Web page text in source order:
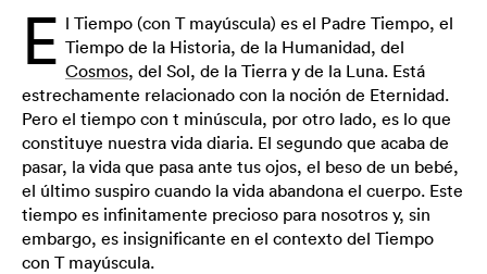
E l Tiempo (con T mayúscula) es el Padre Tiempo, el
Tiempo de la Historia, de la Humanidad, del
Cosmos, del Sol, de la Tierra y de la Luna. Está
estrechamente relacionado con la noción de Eternidad.
Pero el tiempo con t minúscula, por otro lado, es lo que
constituye nuestra vida diaria. El segundo que acaba de
pasar, la vida que pasa ante tus ojos, el beso de un bebé,
el último suspiro cuando la vida abandona el cuerpo. Este
tiempo es infinitamente precioso para nosotros y, sin
embargo, es insignificante en el contexto del Tiempo
con T mayúscula.